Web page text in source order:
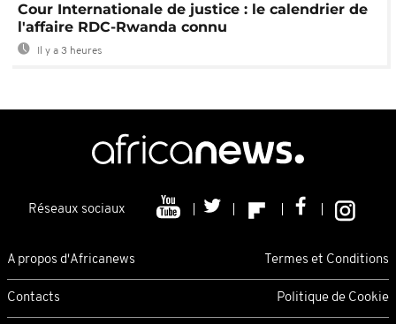
Cour Internationale de justice : le calendrier de
l'affaire RDC-Rwanda connu
Il y a 3 heures
Réseaux sociaux
A propos d'Africanews Termes et Conditions
Contacts Politique de Cookie